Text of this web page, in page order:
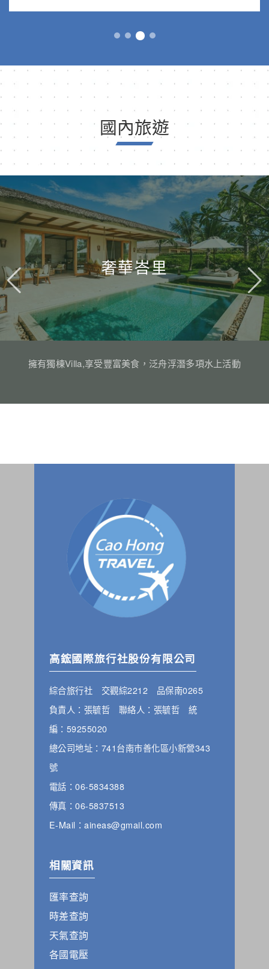
國內旅遊
奢華峇里
擁有獨棟Villa,享受豐富美食，泛舟浮潛多項水上活動
高鋐國際旅行社股份有限公司
綜合旅行社 交觀綜2212 品保南0265
負責人：張毓哲 聯絡人：張毓哲 統
編：59255020
總公司地址：741台南市善化區小新營343
號
電話：06-5834388
傳真：06-5837513
E-Mail：aineas@gmail.com
相關資訊
匯率查詢
時差查詢
天氣查詢
各國電壓